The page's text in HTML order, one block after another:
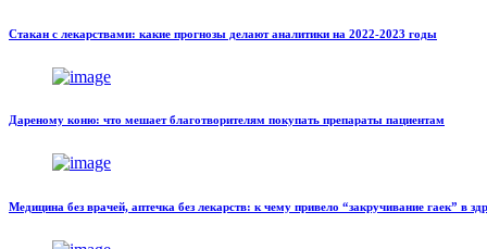
Стакан с лекарствами: какие прогнозы делают аналитики на 2022-2023 годы
Дареному коню: что мешает благотворителям покупать препараты пациентам
Медицина без врачей, аптечка без лекарств: к чему привело “закручивание гаек” в